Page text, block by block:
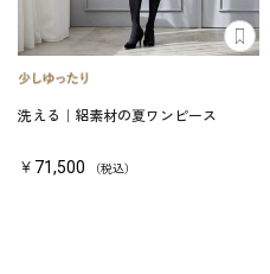
洗える｜絽素材の夏ワンピース
￥71,500 （税込）